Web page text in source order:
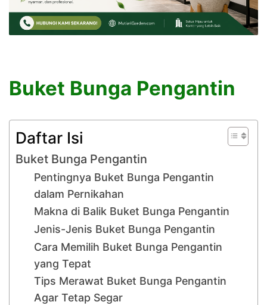
Buket Bunga Pengantin
Daftar Isi
Buket Bunga Pengantin
Pentingnya Buket Bunga Pengantin
dalam Pernikahan
Makna di Balik Buket Bunga Pengantin
Jenis-Jenis Buket Bunga Pengantin
Cara Memilih Buket Bunga Pengantin
yang Tepat
Tips Merawat Buket Bunga Pengantin
Agar Tetap Segar